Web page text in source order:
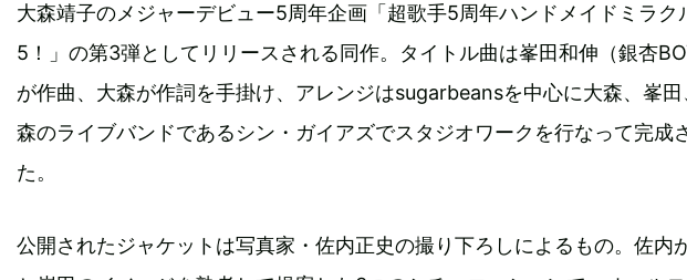
大森靖子のメジャーデビュー5周年企画「超歌手5周年ハンドメイドミラク
5！」の第3弾としてリリースされる同作。タイトル曲は峯田和伸（銀杏
が作曲、大森が作詞を手掛け、アレンジはsugarbeansを中心に大森、峯田
森のライブバンドであるシン・ガイアズでスタジオワークを行なって完成
た。
公開されたジャケットは写真家・佐内正史の撮り下ろしによるもの。佐内